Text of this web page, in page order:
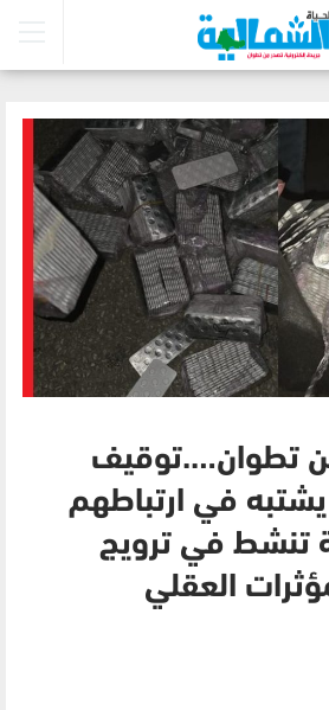
تطوان….توقيف
في ارتباطهم
تنشط في ترويج
العقلي